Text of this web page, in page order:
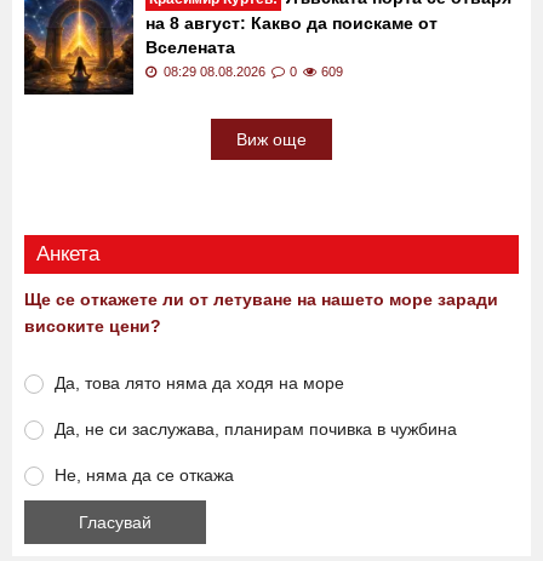
на 8 август: Какво да поискаме от
Вселената
08:29 08.08.2026 0 609
Виж още
Анкета
Ще се откажете ли от летуване на нашето море заради
високите цени?
Да, това лято няма да ходя на море
Да, не си заслужава, планирам почивка в чужбина
Не, няма да се откажа